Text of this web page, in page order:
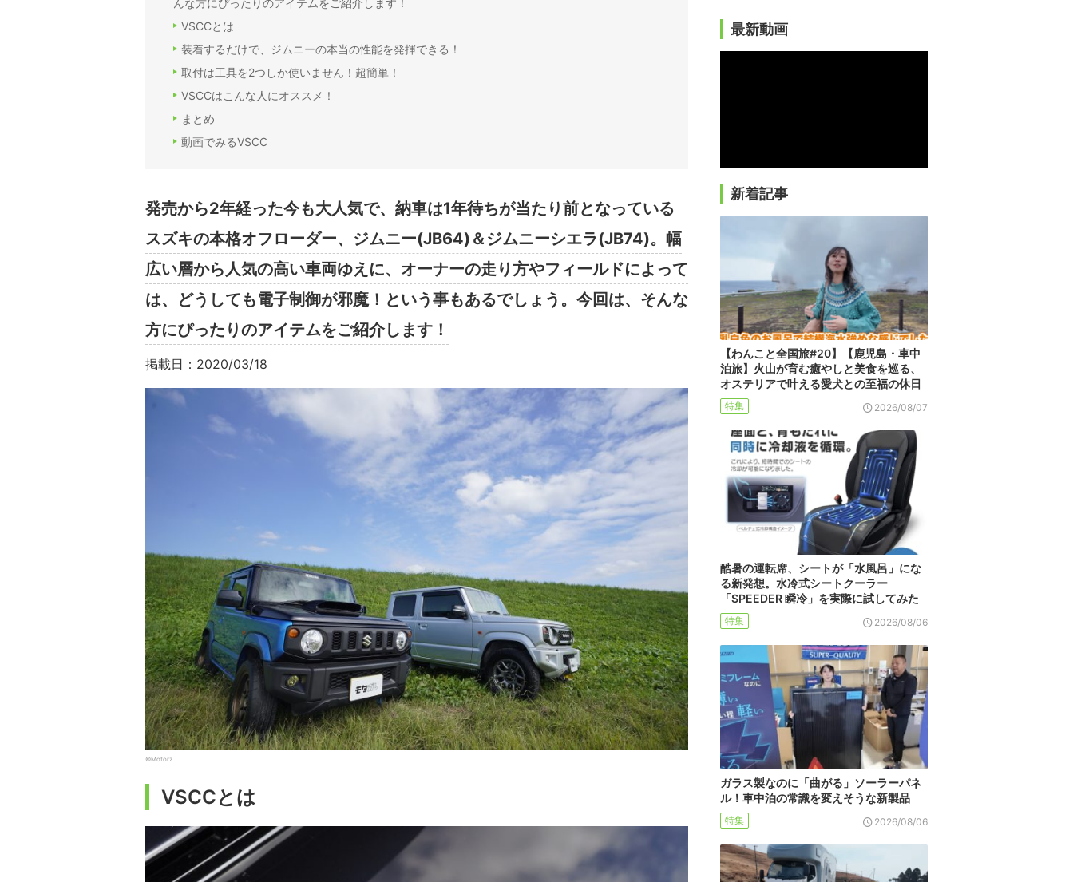
んな方にぴったりのアイテムをご紹介します！
VSCCとは
装着するだけで、ジムニーの本当の性能を発揮できる！
取付は工具を2つしか使いません！超簡単！
VSCCはこんな人にオススメ！
まとめ
動画でみるVSCC
発売から2年経った今も大人気で、納車は1年待ちが当たり前となっている
スズキの本格オフローダー、ジムニー(JB64)＆ジムニーシエラ(JB74)。幅
広い層から人気の高い車両ゆえに、オーナーの走り方やフィールドによって
は、どうしても電子制御が邪魔！という事もあるでしょう。今回は、そんな
方にぴったりのアイテムをご紹介します！
掲載日：2020/03/18
©Motorz
VSCCとは
最新動画
新着記事
【わんこと全国旅#20】【鹿児島・車中
泊旅】火山が育む癒やしと美食を巡る、
オステリアで叶える愛犬との至福の休日
特集 2026/08/07
酷暑の運転席、シートが「水風呂」にな
る新発想。水冷式シートクーラー
「SPEEDER 瞬冷」を実際に試してみた
特集 2026/08/06
ガラス製なのに「曲がる」ソーラーパネ
ル！車中泊の常識を変えそうな新製品
特集 2026/08/06